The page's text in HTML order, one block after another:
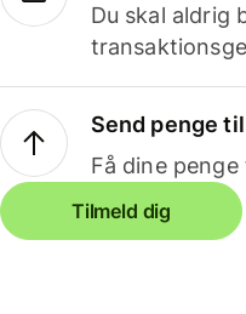
Du skal aldrig
Send penge
Få dine
Tilmeld dig